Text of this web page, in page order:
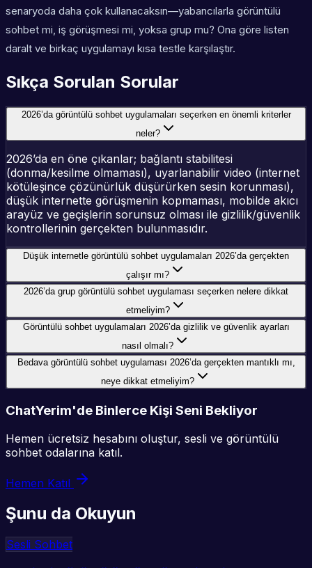
senaryoda daha çok kullanacaksın—yabancılarla görüntülü
sohbet mi, iş görüşmesi mi, yoksa grup mu? Ona göre listen
daralt ve birkaç uygulamayı kısa testle karşılaştır.
Sıkça Sorulan Sorular
2026’da görüntülü sohbet uygulamaları seçerken en önemli kriterler
neler?
2026’da en öne çıkanlar; bağlantı stabilitesi
(donma/kesilme olmaması), uyarlanabilir video (internet
kötüleşince çözünürlük düşürürken sesin korunması),
düşük internette görüşmenin kopmaması, mobilde akıcı
arayüz ve geçişlerin sorunsuz olması ile gizlilik/güvenlik
kontrollerinin gerçekten bulunmasıdır.
Düşük internetle görüntülü sohbet uygulamaları 2026’da gerçekten
çalışır mı?
2026’da grup görüntülü sohbet uygulaması seçerken nelere dikkat
etmeliyim?
Görüntülü sohbet uygulamaları 2026’da gizlilik ve güvenlik ayarları
nasıl olmalı?
Bedava görüntülü sohbet uygulaması 2026’da gerçekten mantıklı mı,
neye dikkat etmeliyim?
ChatYerim'de Binlerce Kişi Seni Bekliyor
Hemen ücretsiz hesabını oluştur, sesli ve görüntülü
sohbet odalarına katıl.
Hemen Katıl
Şunu da Okuyun
Sesli Sohbet